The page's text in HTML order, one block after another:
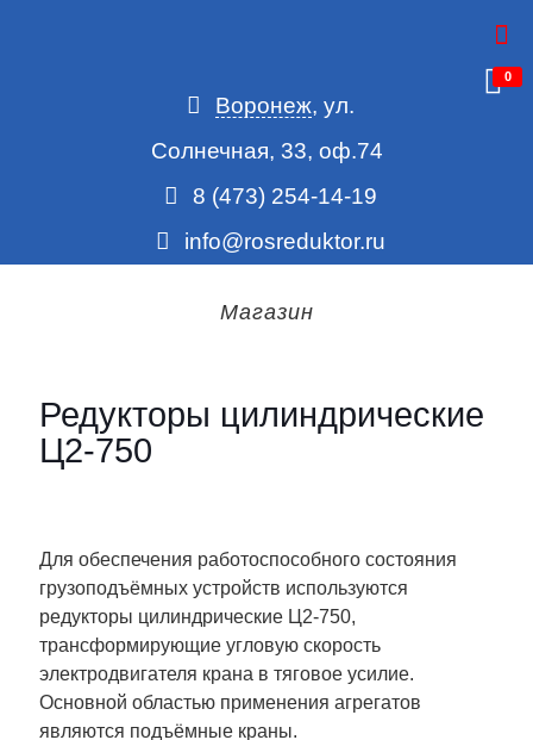
0
Воронеж, ул.
Солнечная, 33, оф.74
8 (473) 254-14-19
info@rosreduktor.ru
Магазин
Редукторы цилиндрические
Ц2-750
Для обеспечения работоспособного состояния
грузоподъёмных устройств используются
редукторы цилиндрические Ц2-750,
трансформирующие угловую скорость
электродвигателя крана в тяговое усилие.
Основной областью применения агрегатов
являются подъёмные краны.